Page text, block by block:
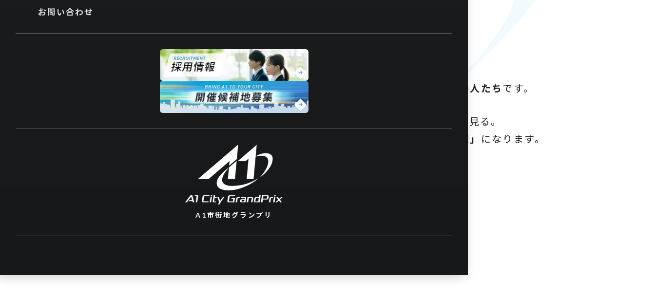
お問い合わせ
A1市街地グランプリ
私たちが目指すのは、誰もが主役になれるまちの物語です。
普段の生活道路を、最先端のマシンが走り抜ける。
その非日常をつくるのは、特別な誰かではなく、このまちに住む全ての人たち です。
挑む人を応援し、支える人が誇りを感じ、子どもたちが未来を夢見る。
「まちの記憶」 になります。